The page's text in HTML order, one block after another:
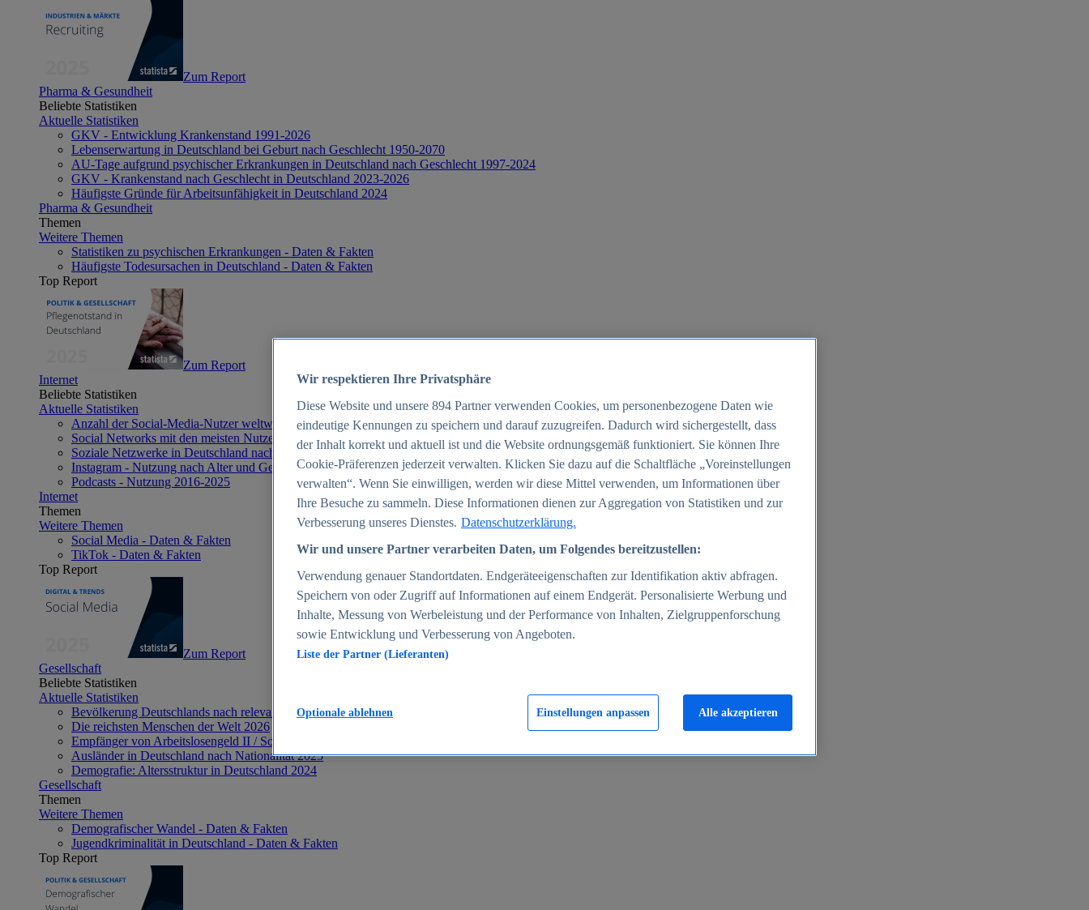
Zum Report
Pharma & Gesundheit
Beliebte Statistiken
Aktuelle Statistiken
GKV - Entwicklung Krankenstand 1991-2026
Lebenserwartung in Deutschland bei Geburt nach Geschlecht 1950-2070
AU-Tage aufgrund psychischer Erkrankungen in Deutschland nach Geschlecht 1997-2024
GKV - Krankenstand nach Geschlecht in Deutschland 2023-2026
Häufigste Gründe für Arbeitsunfähigkeit in Deutschland 2024
Pharma & Gesundheit
Themen
Weitere Themen
Statistiken zu psychischen Erkrankungen - Daten & Fakten
Häufigste Todesursachen in Deutschland - Daten & Fakten
Top Report
Zum Report
Internet
Beliebte Statistiken
Aktuelle Statistiken
Anzahl der Social-Media-Nutzer weltweit 2012-2025
Social Networks mit den meisten Nutzern weltweit 2025
Soziale Netzwerke in Deutschland nach Generationen 2025
Instagram - Nutzung nach Alter und Geschlecht in Deutschland 2025
Podcasts - Nutzung 2016-2025
Internet
Themen
Weitere Themen
Social Media - Daten & Fakten
TikTok - Daten & Fakten
Top Report
Zum Report
Gesellschaft
Beliebte Statistiken
Aktuelle Statistiken
Bevölkerung Deutschlands nach relevanten Altersgruppen 2024
Die reichsten Menschen der Welt 2026
Empfänger von Arbeitslosengeld II / Sozialgeld / Bürgergeld in Deutschland 2005-2025
Ausländer in Deutschland nach Nationalität 2025
Demografie: Altersstruktur in Deutschland 2024
Gesellschaft
Themen
Weitere Themen
Demografischer Wandel - Daten & Fakten
Jugendkriminalität in Deutschland - Daten & Fakten
Top Report
Wir respektieren Ihre Privatsphäre
Diese Website und unsere 894 Partner verwenden Cookies, um personenbezogene Daten wie
eindeutige Kennungen zu speichern und darauf zuzugreifen. Dadurch wird sichergestellt, dass
der Inhalt korrekt und aktuell ist und die Website ordnungsgemäß funktioniert. Sie können Ihre
Cookie-Präferenzen jederzeit verwalten. Klicken Sie dazu auf die Schaltfläche „Voreinstellungen
verwalten“. Wenn Sie einwilligen, werden wir diese Mittel verwenden, um Informationen über
Ihre Besuche zu sammeln. Diese Informationen dienen zur Aggregation von Statistiken und zur
Verbesserung unseres Dienstes. Datenschutzerklärung.
Wir und unsere Partner verarbeiten Daten, um Folgendes bereitzustellen:
Verwendung genauer Standortdaten. Endgeräteeigenschaften zur Identifikation aktiv abfragen.
Speichern von oder Zugriff auf Informationen auf einem Endgerät. Personalisierte Werbung und
Inhalte, Messung von Werbeleistung und der Performance von Inhalten, Zielgruppenforschung
sowie Entwicklung und Verbesserung von Angeboten.
Liste der Partner (Lieferanten)
Einstellungen anpassen
Optionale ablehnen Alle akzeptieren